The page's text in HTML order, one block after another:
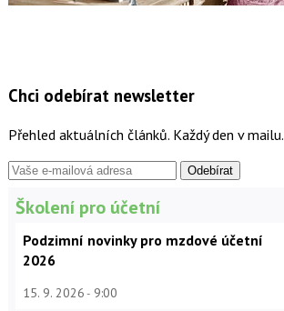
Chci odebírat newsletter
Přehled aktuálních článků. Každý den v mailu.
Školení pro účetní
Podzimní novinky pro mzdové účetní
2026
15. 9. 2026 9:00